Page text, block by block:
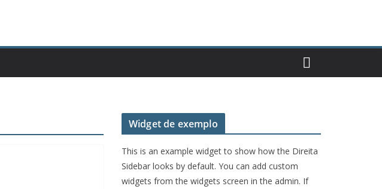
Widget de exemplo
This is an example widget to show how the Direita
Sidebar looks by default. You can add custom
widgets from the widgets screen in the admin. If